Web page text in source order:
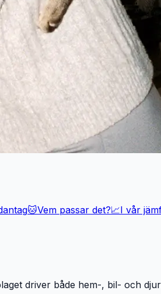
🐱Vem passar det?📈I vår
driver både hem-, bil- och